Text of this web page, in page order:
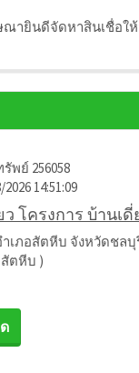
ณายินดีจัดหาสินเชื่อใ
พย์ 256058
14:51:09
โครงการ บ้านเ
ำเภอสัตหีบ จังหวัดชลบุ
ตหีบ )